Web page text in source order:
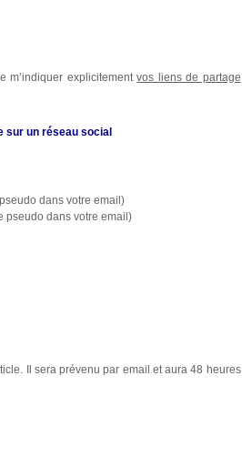
m’indiquer explicitementvos liens de partage
sur un réseau social
dans votre email)
pseudo dans votre email)
Il sera prévenu par email et aura 48 heures